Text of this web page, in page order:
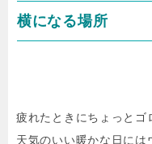
横になる場所
疲れたときにちょっとゴ
天気のいい暖かな日には